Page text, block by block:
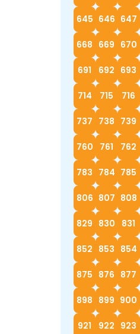
645 646 647
668 669 670
691 692 693
714 715 716
737 738 739
760 761 762
783 784 785
806 807 808
829 830 831
852 853 854
875 876 877
898 899 900
921 922 923